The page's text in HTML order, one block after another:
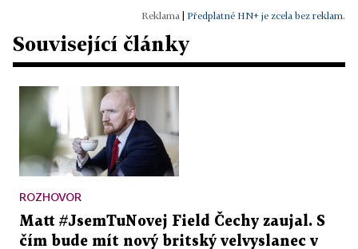
Předplatné HN+ je zcela bez reklam.
Související články
ROZHOVOR
Matt #JsemTuNovej Field Čechy zaujal. S
čím bude mít nový britský velvyslanec v